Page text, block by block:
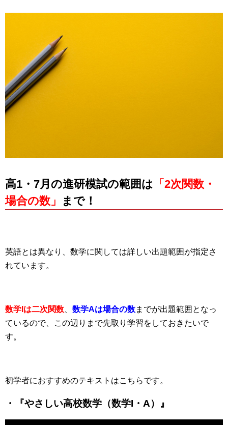
高1・7月の進研模試の範囲は 「2次関数・
場合の数」
まで！
英語とは異なり、数学に関しては詳しい出題範囲が指定さ
れています。
数学Iは二次関数 数学Aは場合の数までが出題範囲となっ
ているので、この辺りまで先取り学習をしておきたいで
す。
初学者におすすめのテキストはこちらです。
・『やさしい高校数学（数学I・A）』